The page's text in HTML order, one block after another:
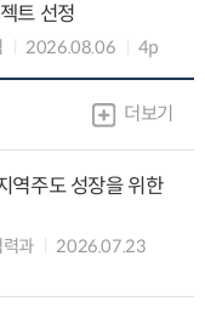
트 선정
2026.08.06 4p
더보기
역주도 성장을 위한
과
2026.07.23